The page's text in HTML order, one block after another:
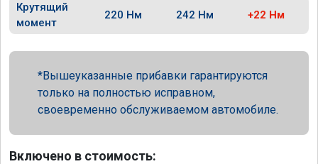
Крутящий
момент
220 Нм 242 Нм +22 Нм
Вышеуказанные прибавки гарантируются
только на полностью исправном,
своевременно обслуживаемом автомобиле.
Включено в стоимость: